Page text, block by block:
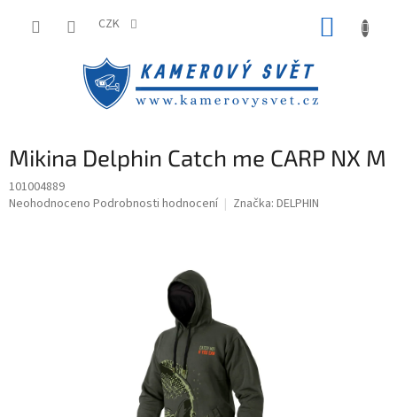
CZK
Mikina Delphin Catch me CARP NX M
101004889
Průměrné
Neohodnoceno Podrobnosti hodnocení Značka: DELPHIN